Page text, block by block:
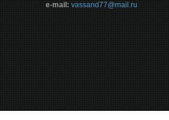
е-mail: vassand77@mail.ru